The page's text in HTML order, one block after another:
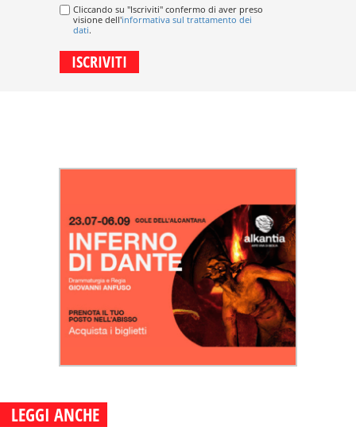
Cliccando su "Iscriviti" confermo di aver preso
visione dell'informativa sul trattamento dei
dati.
LEGGI ANCHE